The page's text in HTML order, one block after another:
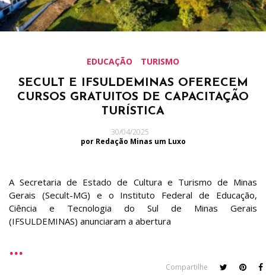
EDUCAÇÃO TURISMO
SECULT E IFSULDEMINAS OFERECEM
CURSOS GRATUITOS DE CAPACITAÇÃO
TURÍSTICA
30/04/2025
por Redação Minas um Luxo
A Secretaria de Estado de Cultura e Turismo de Minas
Gerais (Secult-MG) e o Instituto Federal de Educação,
Ciência e Tecnologia do Sul de Minas Gerais
(IFSULDEMINAS) anunciaram a abertura
Compartilhe